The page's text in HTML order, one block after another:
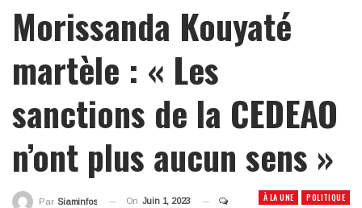
Morissanda Kouyaté
martèle : « Les
sanctions de la CEDEAO
n’ont plus aucun sens »
À LA UNE POLITIQUE
Par Siaminfos On Juin 1, 2023